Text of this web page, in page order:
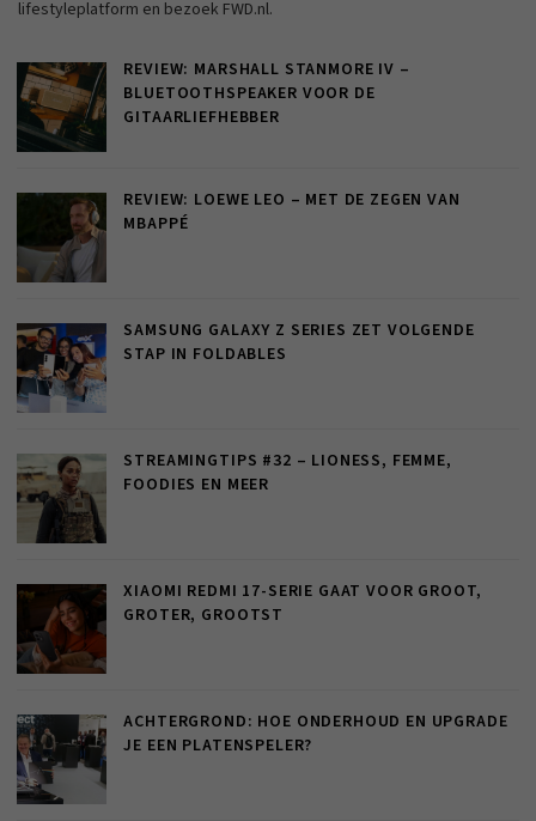
lifestyleplatform en bezoek FWD.nl.
REVIEW: MARSHALL STANMORE IV –
BLUETOOTHSPEAKER VOOR DE
GITAARLIEFHEBBER
REVIEW: LOEWE LEO – MET DE ZEGEN VAN
MBAPPÉ
SAMSUNG GALAXY Z SERIES ZET VOLGENDE
STAP IN FOLDABLES
STREAMINGTIPS #32 – LIONESS, FEMME,
FOODIES EN MEER
XIAOMI REDMI 17-SERIE GAAT VOOR GROOT,
GROTER, GROOTST
ACHTERGROND: HOE ONDERHOUD EN UPGRADE
JE EEN PLATENSPELER?